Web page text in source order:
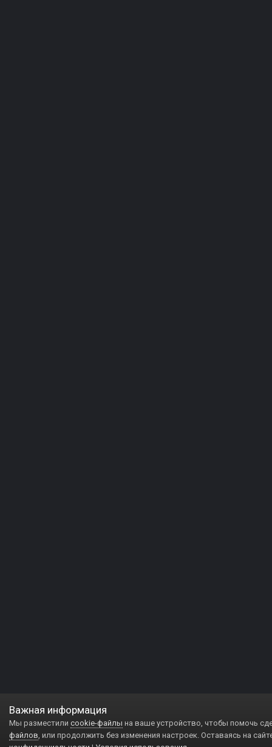
Важная информация
Мы разместили cookie-файлы на ваше устройство, чтобы помочь
файлов, или продолжить без изменения настроек. Оставаясь на